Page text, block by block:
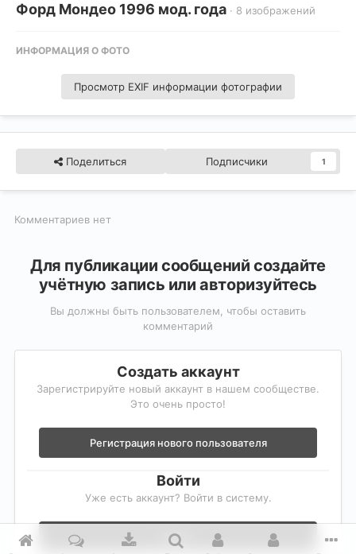
Форд Мондео 1996 мод. года · 8 изображений
ИНФОРМАЦИЯ О ФОТО
Просмотр EXIF информации фотографии
Поделиться Подписчики 1
Комментариев нет
Для публикации сообщений создайте
учётную запись или авторизуйтесь
Вы должны быть пользователем, чтобы оставить
комментарий
Создать аккаунт
Зарегистрируйте новый аккаунт в нашем сообществе.
Это очень просто!
Регистрация нового пользователя
Войти
Уже есть аккаунт? Войти в систему.
Войти